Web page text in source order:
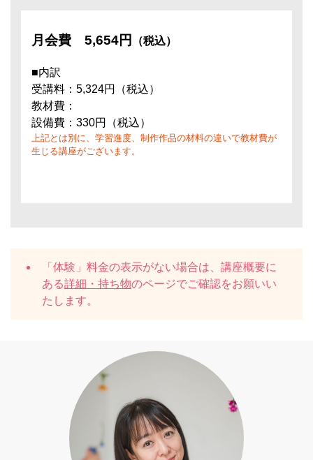
月会費 5,654円 （税込）
■内訳
受講料：5,324円（税込）
教材費：
設備費：330円（税込）
上記とは別に、学習進度、制作作品の材料の違いで教材費が
生じる講座がございます。
「体験」料金の表示がない場合は、講座概要に
ある詳細・持ち物のページでご確認をお願いい
たします。